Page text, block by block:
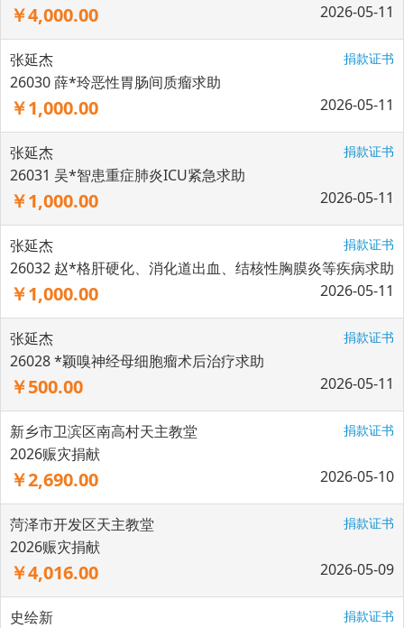
￥4,000.00 2026-05-11
张延杰 捐款证书
26030 薛*玲恶性胃肠间质瘤求助
￥1,000.00 2026-05-11
张延杰 捐款证书
26031 吴*智患重症肺炎ICU紧急求助
￥1,000.00 2026-05-11
张延杰 捐款证书
26032 赵*格肝硬化、消化道出血、结核性胸膜炎等疾病求助
￥1,000.00 2026-05-11
张延杰 捐款证书
26028 *颖嗅神经母细胞瘤术后治疗求助
￥500.00 2026-05-11
新乡市卫滨区南高村天主教堂 捐款证书
2026赈灾捐献
￥2,690.00 2026-05-10
菏泽市开发区天主教堂 捐款证书
2026赈灾捐献
￥4,016.00 2026-05-09
史绘新 捐款证书